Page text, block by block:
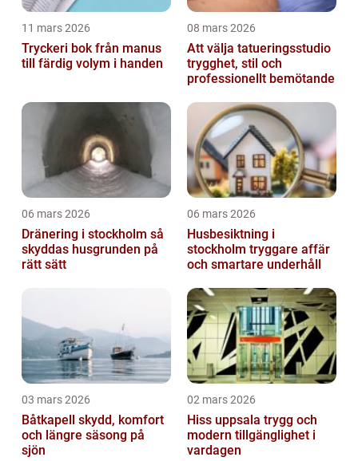
11 mars 2026
Tryckeri bok från manus
till färdig volym i handen
08 mars 2026
Att välja tatueringsstudio
trygghet, stil och
professionellt bemötande
06 mars 2026
Dränering i stockholm så
skyddas husgrunden på
rätt sätt
06 mars 2026
Husbesiktning i
stockholm tryggare affär
och smartare underhåll
03 mars 2026
Båtkapell skydd, komfort
och längre säsong på
sjön
02 mars 2026
Hiss uppsala trygg och
modern tillgänglighet i
vardagen